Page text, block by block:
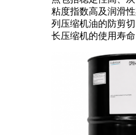
粘度指数高及润滑
列压缩机油的防剪
长压缩机的使用寿命